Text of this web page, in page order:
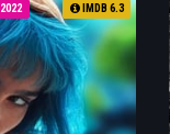
2022 IMDB 6.3